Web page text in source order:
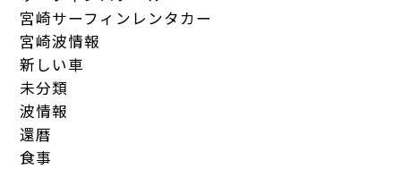
宮崎サーフィンレンタカー
宮崎波情報
新しい車
未分類
波情報
還暦
食事